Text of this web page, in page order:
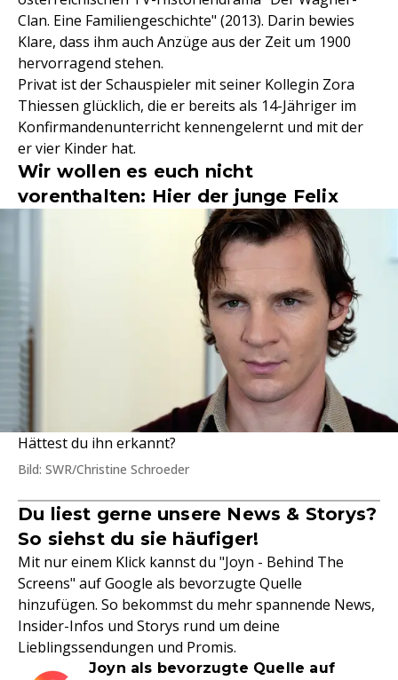
Clan. Eine Familiengeschichte" (2013). Darin bewies
Klare, dass ihm auch Anzüge aus der Zeit um 1900
hervorragend stehen.
Privat ist der Schauspieler mit seiner Kollegin Zora
Thiessen glücklich, die er bereits als 14-Jähriger im
Konfirmandenunterricht kennengelernt und mit der
er vier Kinder hat.
Wir wollen es euch nicht
vorenthalten: Hier der junge Felix
Hättest du ihn erkannt?
Bild: SWR/Christine Schroeder
Du liest gerne unsere News & Storys?
So siehst du sie häufiger!
Mit nur einem Klick kannst du "Joyn - Behind The
Screens" auf Google als bevorzugte Quelle
hinzufügen. So bekommst du mehr spannende News,
Insider-Infos und Storys rund um deine
Lieblingssendungen und Promis.
Joyn als bevorzugte Quelle auf